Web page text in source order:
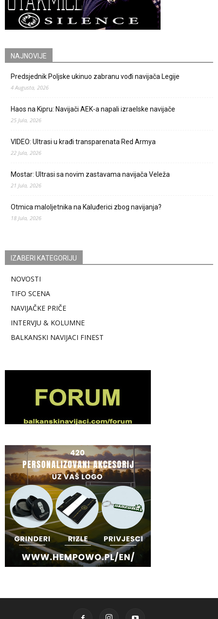
NAJNOVIJE
Predsjednik Poljske ukinuo zabranu vođi navijača Legije
4 Augusta, 2026
Haos na Kipru: Navijači AEK-a napali izraelske navijače
25 Jula, 2026
VIDEO: Ultrasi u krađi transparenata Red Armya
22 Jula, 2026
Mostar: Ultrasi sa novim zastavama navijača Veleža
21 Jula, 2026
Otmica maloljetnika na Kaluđerici zbog navijanja?
18 Jula, 2026
IZABERI KATEGORIJU
NOVOSTI
TIFO SCENA
NAVIJAČKE PRIČE
INTERVJU & KOLUMNE
BALKANSKI NAVIJACI FINEST